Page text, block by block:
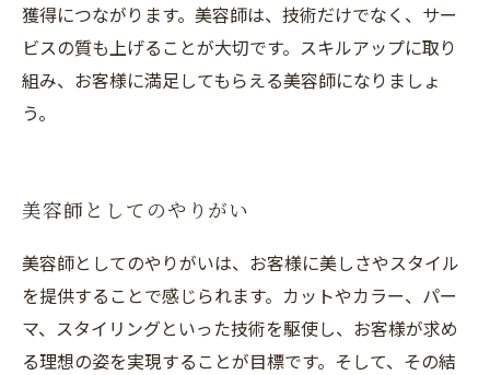
獲得につながります。美容師は、技術だけでなく、サー
ビスの質も上げることが大切です。スキルアップに取り
組み、お客様に満足してもらえる美容師になりましょ
う。
美容師としてのやりがい
美容師としてのやりがいは、お客様に美しさやスタイル
を提供することで感じられます。カットやカラー、パー
マ、スタイリングといった技術を駆使し、お客様が求め
る理想の姿を実現することが目標です。そして、その結